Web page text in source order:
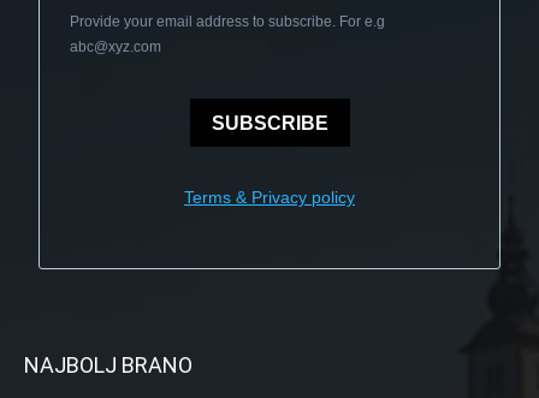
Provide your email address to subscribe. For e.g
abc@xyz.com
SUBSCRIBE
Terms & Privacy policy
NAJBOLJ BRANO